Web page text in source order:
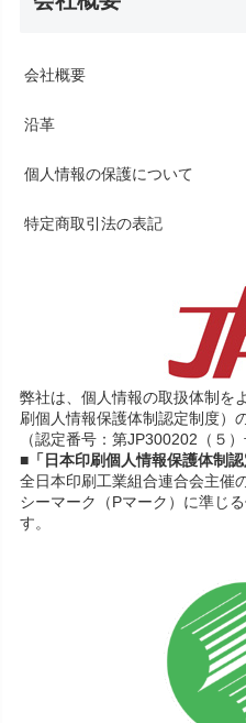
会社概要
沿革
個人情報の保護について
特定商取引法の表記
弊社は、個人情報の取扱体制を
刷個人情報保護体制認定制度）
（認定番号：第JP300202（５）
■「日本印刷個人情報保護体制
全日本印刷工業組合連合会主催
シーマーク（Pマーク）に準じ
す。